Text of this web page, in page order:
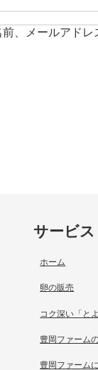
、メールアドレ
サービス
ホーム
卵の販売
コク深い「と
豊岡ファーム
豊岡ファーム